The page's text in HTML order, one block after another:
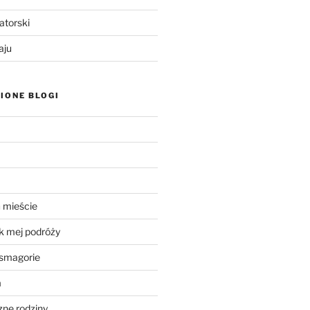
BLOGI
mieście
mej podróży